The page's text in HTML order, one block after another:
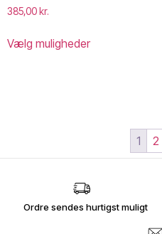
385,00 kr.
Vælg muligheder
1 2
Ordre sendes hurtigst muligt